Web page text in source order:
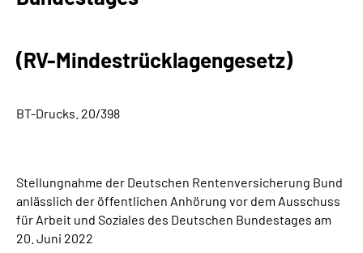
(RV-Mindestrücklagengesetz)
BT-Drucks. 20/398
Stellungnahme der Deutschen Rentenversicherung Bund
anlässlich der öffentlichen Anhörung vor dem Ausschuss
für Arbeit und Soziales des Deutschen Bundestages am
20. Juni 2022